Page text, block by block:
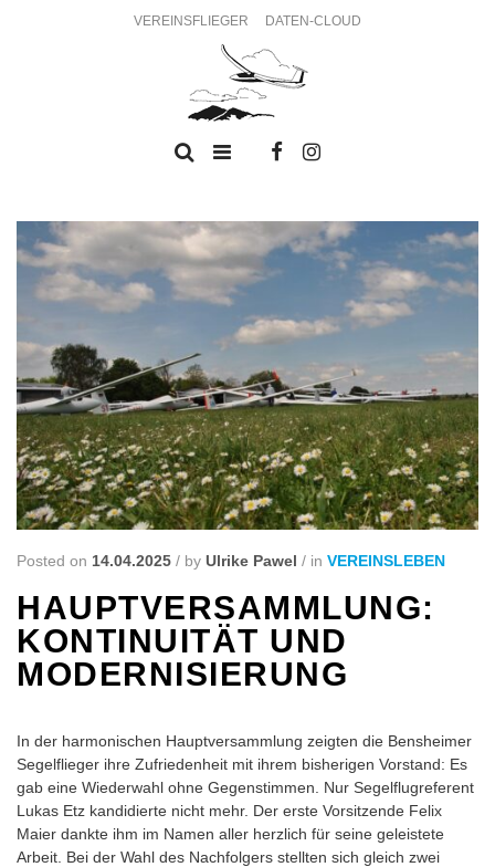
VEREINSFLIEGER DATEN-CLOUD
Posted on 14.04.2025 / by Ulrike Pawel / in VEREINSLEBEN
HAUPTVERSAMMLUNG:
KONTINUITÄT UND
MODERNISIERUNG
In der harmonischen Hauptversammlung zeigten die Bensheimer
Segelflieger ihre Zufriedenheit mit ihrem bisherigen Vorstand: Es
gab eine Wiederwahl ohne Gegenstimmen. Nur Segelflugreferent
Lukas Etz kandidierte nicht mehr. Der erste Vorsitzende Felix
Maier dankte ihm im Namen aller herzlich für seine geleistete
Arbeit. Bei der Wahl des Nachfolgers stellten sich gleich zwei